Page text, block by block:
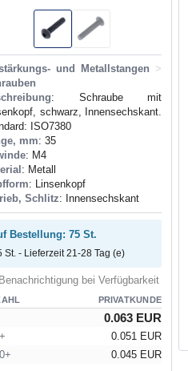
und Metallstangen >
: Schraube mit
schwarz, Innensechskant.
ISO7380
mm: 35
: M4
: Metall
: Linsenkopf
Schlitz: Innensechskant
Bestellung: 75 St.
St. - Lieferzeit 21-28 Tag (e)
Benachrichtigung bei Verfügbarkeit
PRIVATKUNDE
0.063 EUR
0.051 EUR
0.045 EUR